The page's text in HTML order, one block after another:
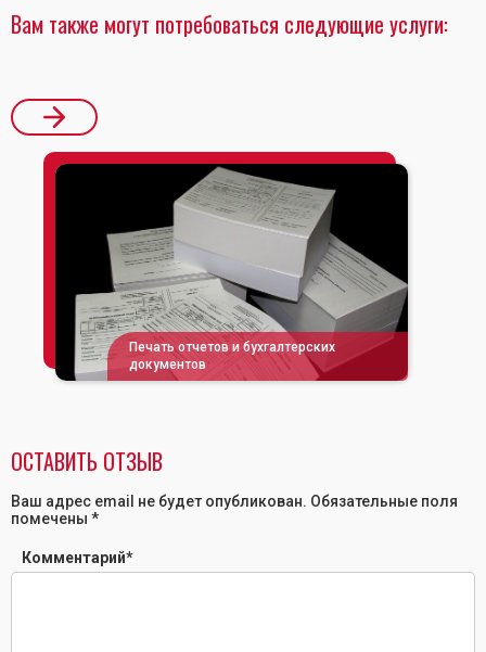
Вам также могут потребоваться следующие услуги:
Печать отчетов и бухгалтерских
документов
ОСТАВИТЬ ОТЗЫВ
Ваш адрес email не будет опубликован. Обязательные поля
помечены *
Комментарий*